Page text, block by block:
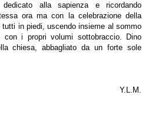
alla sapienza e ricordando
ora ma con la celebrazione della
in piedi, uscendo insieme al sommo
i propri volumi sottobraccio. Dino
chiesa, abbagliato da un forte sole
Y.L.M.